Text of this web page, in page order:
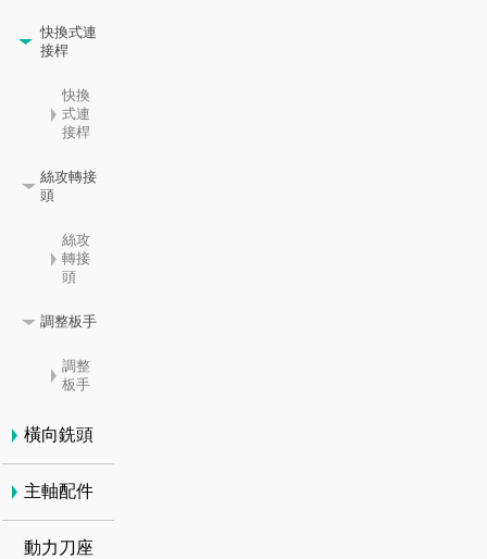
快換式連
接桿
快換
式連
接桿
絲攻轉接
頭
絲攻
轉接
頭
調整板手
調整
板手
橫向銑頭
主軸配件
動力刀座